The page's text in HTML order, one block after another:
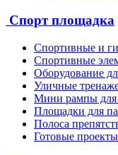
Спорт площадка
Спортивные и
Спортивные
Оборудование
Уличные
Мини рампы для
Площадки для
Полоса
Готовые проекты